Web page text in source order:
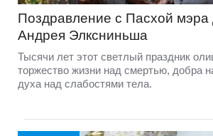
Поздравление с Пасхой мэра
Андрея Элксниньша
Тысячи лет этот светлый праздник
торжество жизни над смертью, добра
духа над слабостями тела.